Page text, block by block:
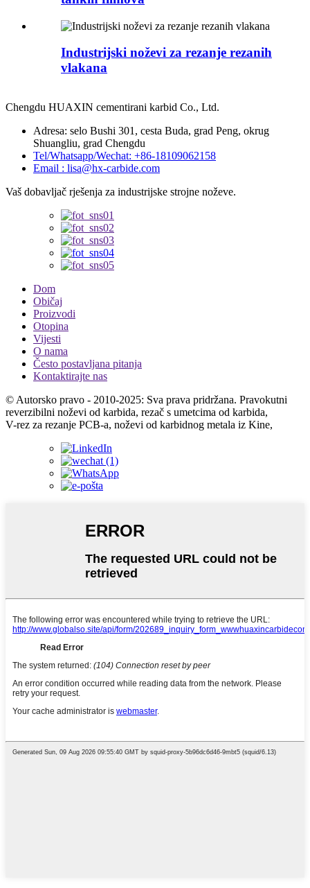
Industrijski noževi za rezanje rezanih
vlakana
Chengdu HUAXIN cementirani karbid Co., Ltd.
Adresa: selo Bushi 301, cesta Buda, grad Peng, okrug
Shuangliu, grad Chengdu
Tel/Whatsapp/Wechat: +86-18109062158
Email : lisa@hx-carbide.com
Vaš dobavljač rješenja za industrijske strojne noževe.
Dom
Običaj
Proizvodi
Otopina
Vijesti
O nama
Često postavljana pitanja
Kontaktirajte nas
© Autorsko pravo - 2010-2025: Sva prava pridržana. Pravokutni
reverzibilni noževi od karbida, rezač s umetcima od karbida,
V-rez za rezanje PCB-a, noževi od karbidnog metala iz Kine,